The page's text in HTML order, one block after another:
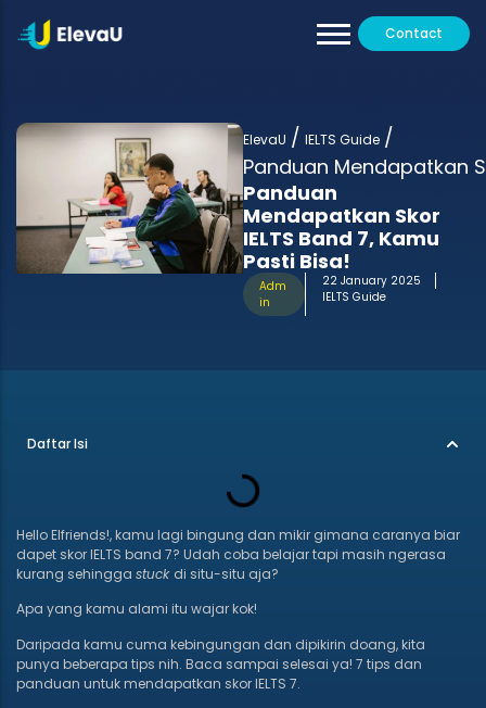
Testimoni
Contact
ElevaU / IELTS Guide /
Panduan Mendapatkan
Panduan
Mendapatkan Skor
IELTS Band 7, Kamu
Pasti Bisa!
Adm
in
22 January 2025
IELTS Guide
Daftar Isi
Hello Elfriends!, kamu lagi bingung dan mikir gimana caranya biar
dapet skor IELTS band 7? Udah coba belajar tapi masih ngerasa
kurang sehingga stuck di situ-situ aja?
Apa yang kamu alami itu wajar kok!
Daripada kamu cuma kebingungan dan dipikirin doang, kita
punya beberapa tips nih. Baca sampai selesai ya! 7 tips dan
panduan untuk mendapatkan skor IELTS 7.